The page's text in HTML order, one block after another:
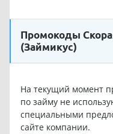
Промокоды
(Займикус)
На текущий момент
по займу не
специальными
сайте компании.